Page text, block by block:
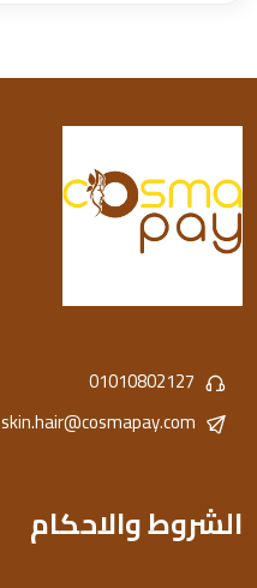
01010802127
skin.hair@cosmapay.com
الشروط والاحكام